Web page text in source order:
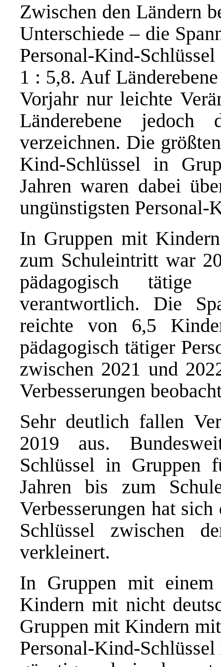
Zwischen den Ländern
Unterschiede – die
Personal-Kind-
1 : 5,8. Auf
Vorjahr nur leichte
Länderebene jedoch
verzeichnen. Die
Kind-Schlüssel in
Jahren waren dabei
ungünstigsten Personal-
In Gruppen mit
zum Schuleintritt war
pädagogisch
verantwortlich. Die
reichte von 6,5
pädagogisch tätiger
zwischen 2021 und
Verbesserungen
Sehr deutlich fallen
2019 aus.
Schlüssel in
Jahren bis zum
Verbesserungen hat
Schlüssel zwischen
verkleinert.
In Gruppen mit
Kindern mit nicht
Gruppen mit Kindern
Personal-Kind-